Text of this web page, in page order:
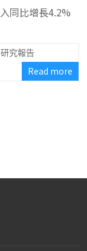
同比增長4.2%
研究報告
Read more